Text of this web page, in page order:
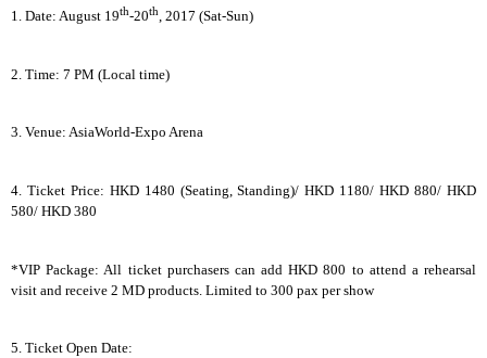
1. Date: August 19th-20th, 2017 (Sat-Sun)
2. Time: 7 PM (Local time)
3. Venue: AsiaWorld-Expo Arena
4. Ticket Price: HKD 1480 (Seating, Standing)/ HKD 1180/ HKD 880/ HKD
580/ HKD 380
*VIP Package: All ticket purchasers can add HKD 800 to attend a rehearsal
visit and receive 2 MD products. Limited to 300 pax per show
5. Ticket Open Date: